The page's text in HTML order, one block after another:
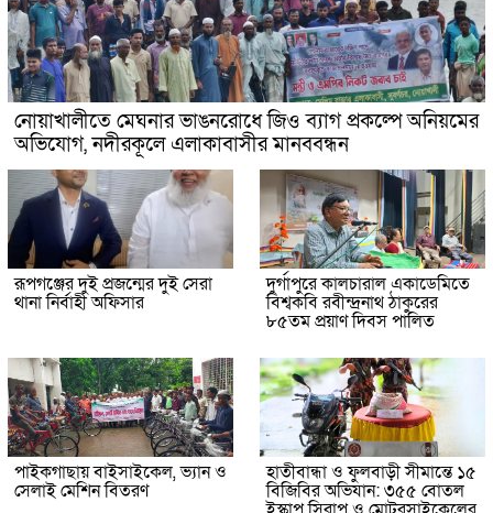
নোয়াখালীতে মেঘনার ভাঙনরোধে জিও ব্যাগ প্রকল্পে অনিয়মের
অভিযোগ, নদীরকূলে এলাকাবাসীর মানববন্ধন
রূপগঞ্জের দুই প্রজন্মের দুই সেরা
থানা নির্বাহী অফিসার
দুর্গাপুরে কালচারাল একাডেমিতে
বিশ্বকবি রবীন্দ্রনাথ ঠাকুরের
৮৫তম প্রয়াণ দিবস পালিত
পাইকগাছায় বাইসাইকেল, ভ্যান ও
সেলাই মেশিন বিতরণ
হাতীবান্ধা ও ফুলবাড়ী সীমান্তে ১৫
বিজিবির অভিযান: ৩৫৫ বোতল